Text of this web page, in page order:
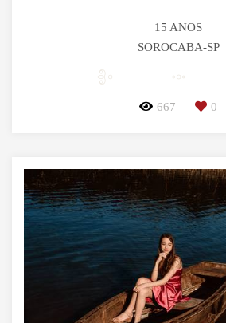
15 ANOS
SOROCABA-SP
667 0